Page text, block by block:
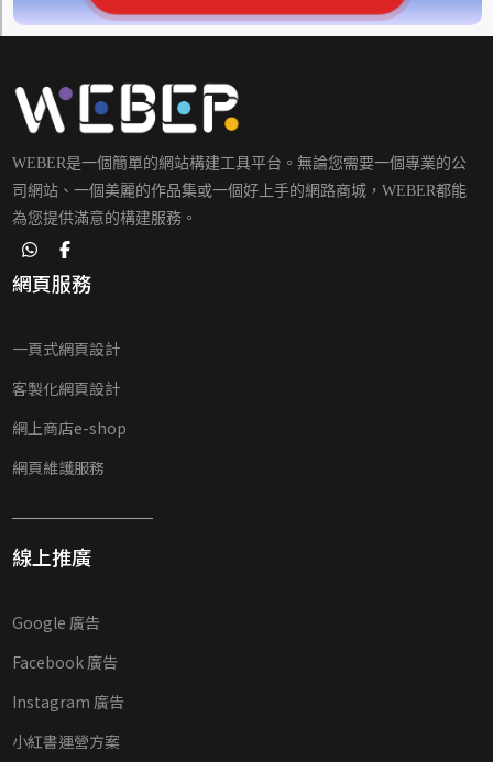
WEBER是一個簡單的網站構建工具平台。無論您需要一個專業的公
司網站、一個美麗的作品集或一個好上手的網路商城，WEBER都能
為您提供滿意的構建服務。
網頁服務
一頁式網頁設計
客製化網頁設計
網上商店e-shop
網頁維護服務
線上推廣
Google 廣告
Facebook 廣告
Instagram 廣告
小紅書運營方案